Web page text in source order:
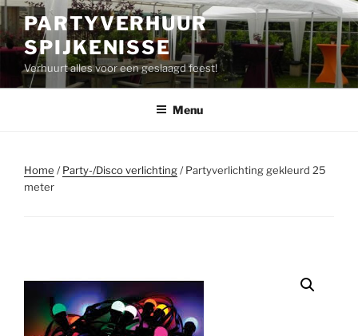
PARTYVERHUUR
SPIJKENISSE
Verhuurt alles voor een geslaagd feest!
Menu
Home /Party-/Disco verlichting/ Partyverlichting gekleurd 25
meter